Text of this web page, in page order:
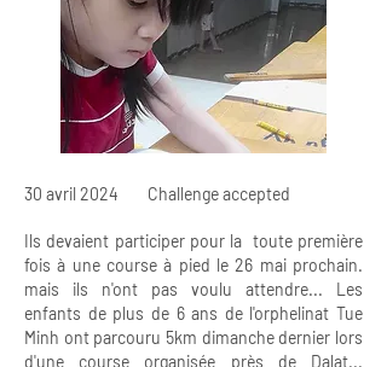
30 avril 2024 Challenge accepted
Ils devaient participer pour la toute première
fois à une course à pied le 26 mai prochain.
mais ils n'ont pas voulu attendre... Les
enfants de plus de 6 ans de l'orphelinat Tue
Minh ont parcouru 5km dimanche dernier lors
d'une course organisée près de Dalat...